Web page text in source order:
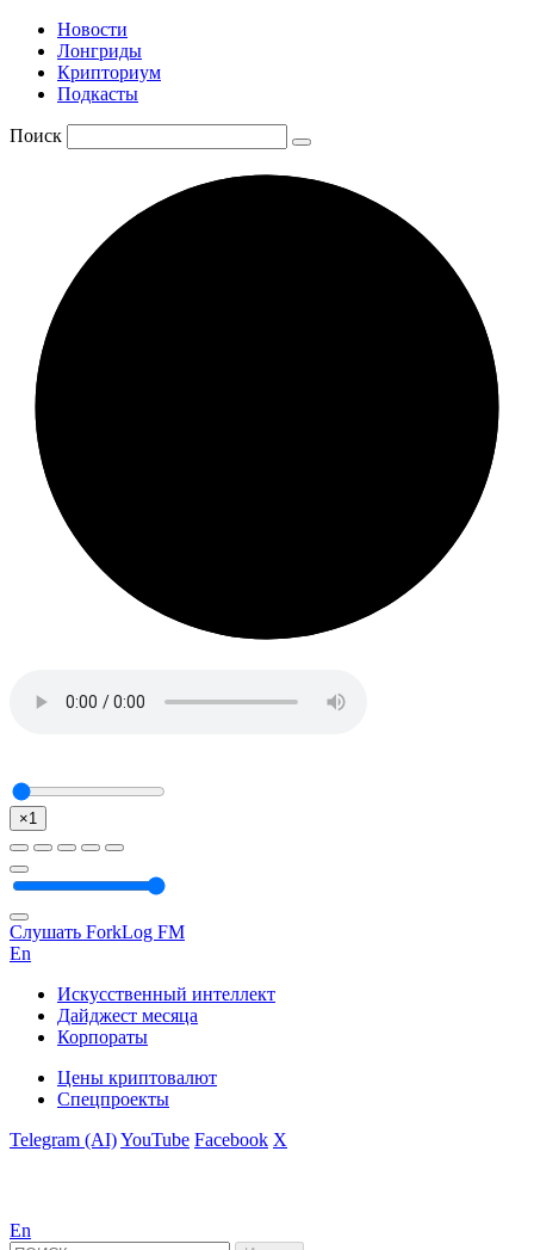
Новости
Лонгриды
Крипториум
Подкасты
Поиск
×1
Слушать ForkLog FM
En
Искусственный интеллект
Дайджест месяца
Корпораты
Цены криптовалют
Спецпроекты
Telegram (AI)YouTube Facebook X
En